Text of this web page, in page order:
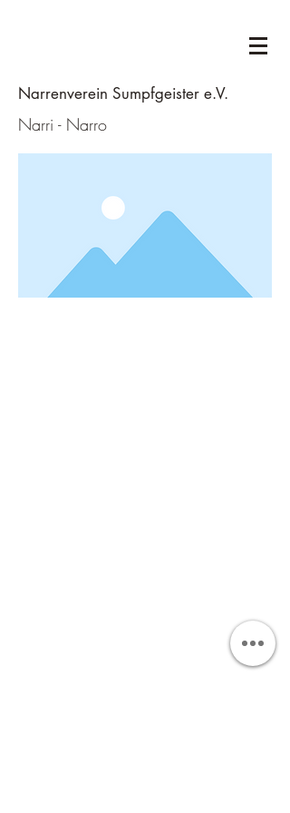
Narrenverein Sumpfgeister e.V.
Narri - Narro